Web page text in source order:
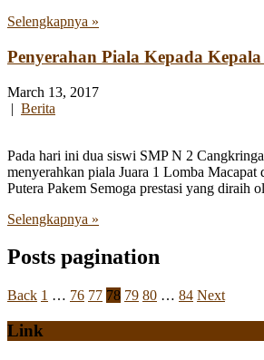
Selengkapnya »
Penyerahan Piala Kepada Kepala
March 13, 2017
| Berita
Pada hari ini dua siswi SMP N 2
menyerahkan piala Juara 1 Lomba
Putera Pakem Semoga prestasi yang diraih
Selengkapnya »
Posts pagination
Back 1 … 76 77 78 79 80 … 84 Next
Link